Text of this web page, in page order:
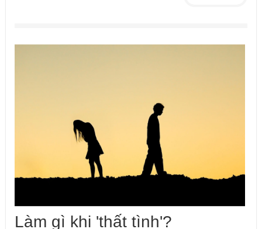
Làm gì khi 'thất tình'?